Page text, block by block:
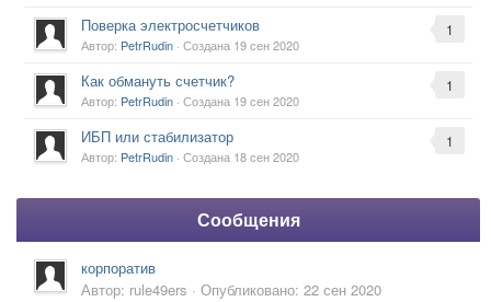
1
Поверка электросчетчиков
Автор: PetrRudin · Создана 19 сен 2020
1
Как обмануть счетчик?
Автор: PetrRudin · Создана 19 сен 2020
1
ИБП или стабилизатор
Автор: PetrRudin · Создана 18 сен 2020
Сообщения
корпоратив
Автор: rule49ers · Опубликовано: 22 сен 2020